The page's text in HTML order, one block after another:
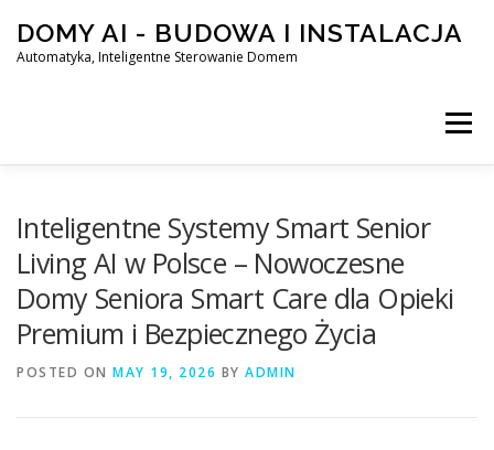
content
DOMY AI - BUDOWA I INSTALACJA
Automatyka, Inteligentne Sterowanie Domem
Menu
SMART DOM AI – AUTOMATYKA, INTELIGENTNE
BLOG KONTAKT
Inteligentne Systemy Smart Senior
Living AI w Polsce – Nowoczesne
Domy Seniora Smart Care dla Opieki
Premium i Bezpiecznego Życia
POSTED ON MAY 19, 2026 BY ADMIN